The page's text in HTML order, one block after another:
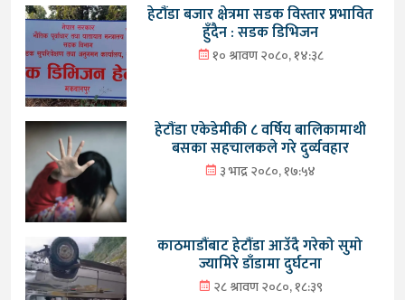
हेटौंडा बजार क्षेत्रमा सडक विस्तार प्रभावित
हुँदैन : सडक डिभिजन
१० श्रावण २०८०, १४:३८
हेटौंडा एकेडेमीकी ८ वर्षिय बालिकामाथी
बसका सहचालकले गरे दुर्व्यवहार
३ भाद्र २०८०, १७:५४
काठमाडौंबाट हेटौंडा आउँदै गरेको सुमो
ज्यामिरे डाँडामा दुर्घटना
२८ श्रावण २०८०, १८:३९